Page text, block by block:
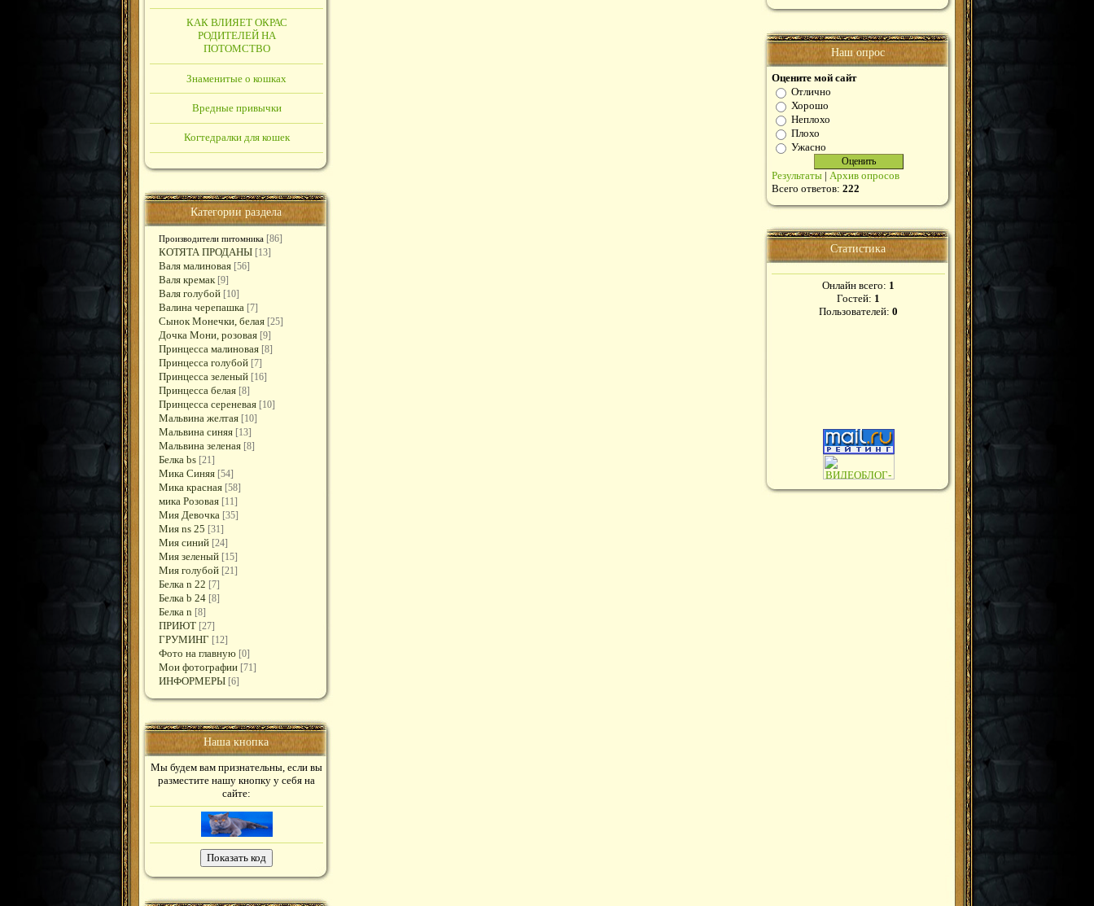
КАК ВЛИЯЕТ ОКРАС
РОДИТЕЛЕЙ НА
ПОТОМСТВО
Знаменитые о кошках
Вредные привычки
Когтедралки для кошек
Категории раздела
Производители питомника [86]
КОТЯТА ПРОДАНЫ [13]
Валя малиновая [56]
Валя кремак [9]
Валя голубой [10]
Валина черепашка [7]
Сынок Монечки, белая [25]
Дочка Мони, розовая [9]
Принцесса малиновая [8]
Принцесса голубой [7]
Принцесса зеленый [16]
Принцесса белая [8]
Принцесса сереневая [10]
Мальвина желтая [10]
Мальвина синяя [13]
Мальвина зеленая [8]
Белка bs [21]
Мика Синяя [54]
Мика красная [58]
мика Розовая [11]
Мия Девочка [35]
Мия ns 25 [31]
Мия синий [24]
Мия зеленый [15]
Мия голубой [21]
Белка n 22 [7]
Белка b 24 [8]
Белка n [8]
ПРИЮТ [27]
ГРУМИНГ [12]
Фото на главную [0]
Мои фотографии [71]
ИНФОРМЕРЫ [6]
Наша кнопка
Мы будем вам признательны, если вы
разместите нашу кнопку у себя на
сайте:
Наш опрос
Оцените мой сайт
Отлично
Хорошо
Неплохо
Плохо
Ужасно
Результаты | Архив опросов
Всего ответов: 222
Статистика
Онлайн всего: 1
Гостей: 1
Пользователей: 0